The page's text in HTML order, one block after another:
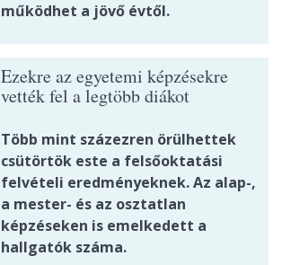
működhet a jövő évtől.
Ezekre az egyetemi képzésekre
vették fel a legtöbb diákot
Több mint százezren örülhettek
csütörtök este a felsőoktatási
felvételi eredményeknek. Az alap-,
a mester- és az osztatlan
képzéseken is emelkedett a
hallgatók száma.